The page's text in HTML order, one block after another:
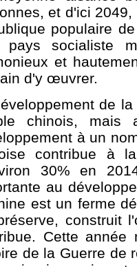
et d'ici
populaire
pays socialiste
et
d'y œuvrer.
de
chinois, mais
à un
contribue à
30% en
au
est un ferme
construit
Cette
de la Guerre de